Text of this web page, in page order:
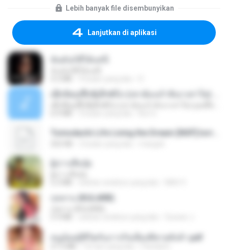
Lebih banyak file disembunyikan
Lanjutkan di aplikasi
กุหลาบ (KULARB)
หนูน้อยสู้ชีวิตกับภารกิจเลี้ยงพี่ชายทั้งห้า.pdf